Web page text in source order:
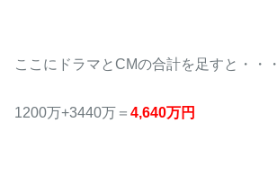
ここにドラマとCMの合計を足すと・・・
1200万+3440万＝4,640万円